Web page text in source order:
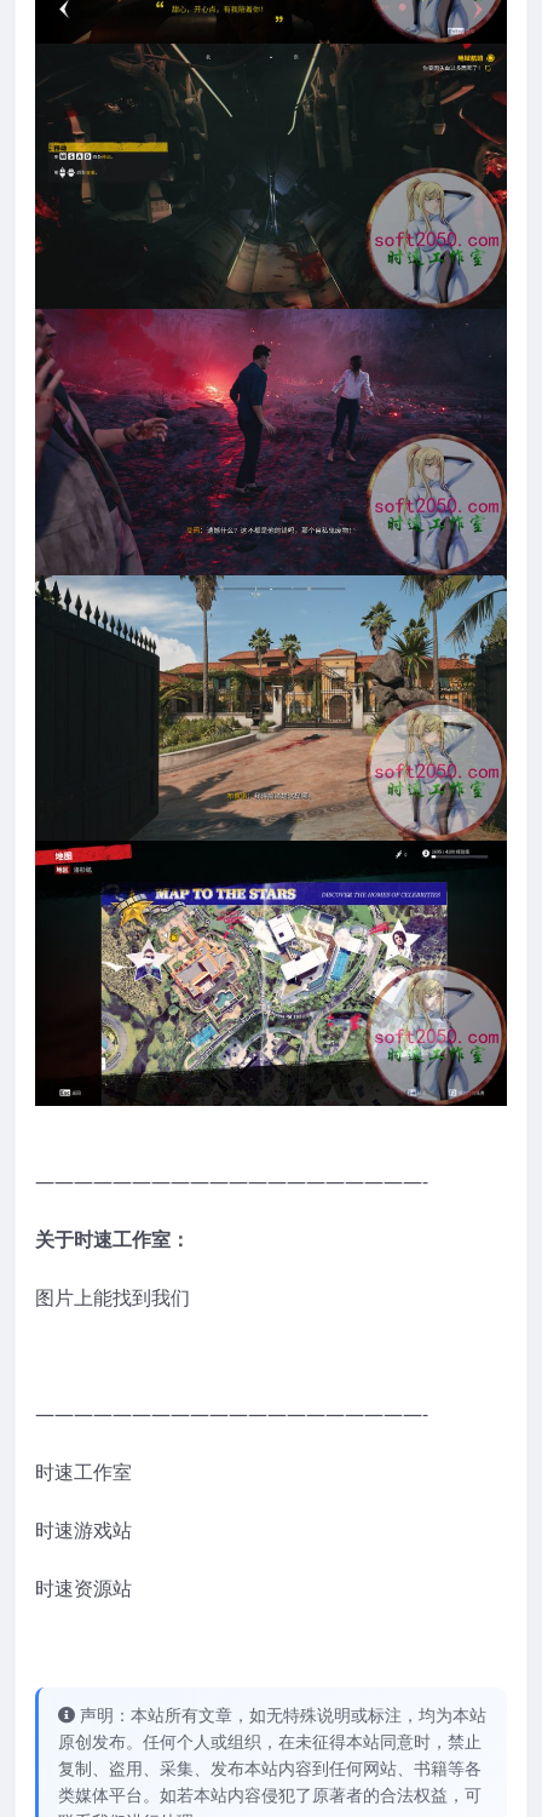
————————————————————-
关于时速工作室：
图片上能找到我们
————————————————————-
时速工作室
时速游戏站
时速资源站
声明：本站所有文章，如无特殊说明或标注，均为本站
原创发布。任何个人或组织，在未征得本站同意时，禁止
复制、盗用、采集、发布本站内容到任何网站、书籍等各
类媒体平台。如若本站内容侵犯了原著者的合法权益，可